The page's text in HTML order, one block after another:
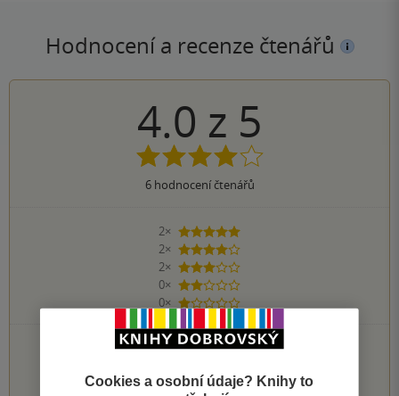
Hodnocení a recenze čtenářů
4.0 z 5
6hodnocení čtenářů
2×
5 hvězdiček
2×
4 hvězdičky
2×
3 hvězdičky
0×
2 hvězdičky
0×
1 hvezdička
PŘIDEJTE SVÉ HODNOCENÍ KNIHY
Hodnocení našich knihkupců: 0.0 z 5
Cookies a osobní údaje? Knihy to